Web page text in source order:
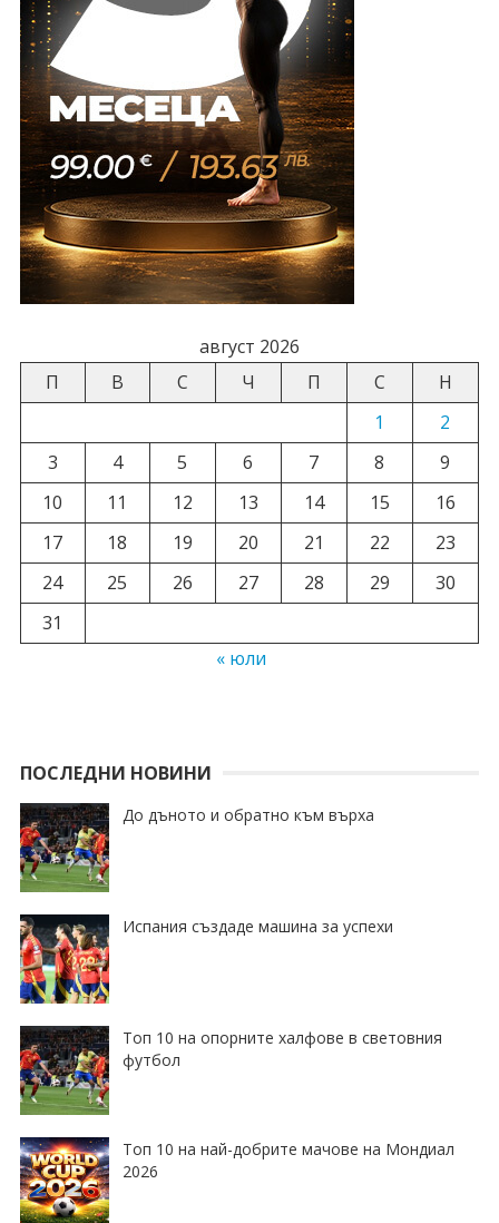
август 2026
П
В С Ч П С
Н
1
2
3
4 5 6 7 8
9
10
11 12 13 14 15
16
17
18 19 20 21 22
23
24
25 26 27 28 29
30
31
« юли
ПОСЛЕДНИ НОВИНИ
До дъното и обратно към върха
Испания създаде машина за успехи
Топ 10 на опорните халфове в световния
футбол
Топ 10 на най-добрите мачове на Мондиал
2026